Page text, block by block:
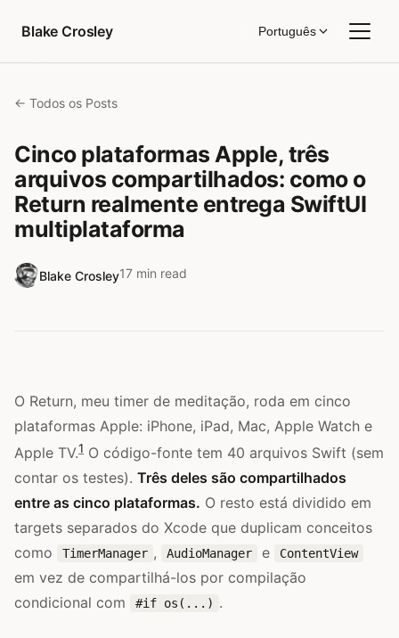
Blake Crosley
Português
← Todos os Posts
Cinco plataformas Apple, três
arquivos compartilhados: como o
Return realmente entrega SwiftUI
multiplataforma
Blake Crosley17 min read
O Return, meu timer de meditação, roda em cinco
plataformas Apple: iPhone, iPad, Mac, Apple Watch e
Apple TV.1 O código-fonte tem 40 arquivos Swift (sem
contar os testes). Três deles são compartilhados
entre as cinco plataformas. O resto está dividido em
targets separados do Xcode que duplicam conceitos
como
TimerManager , AudioManager e ContentView
em vez de compartilhá-los por compilação
condicional com
#if os(...) .